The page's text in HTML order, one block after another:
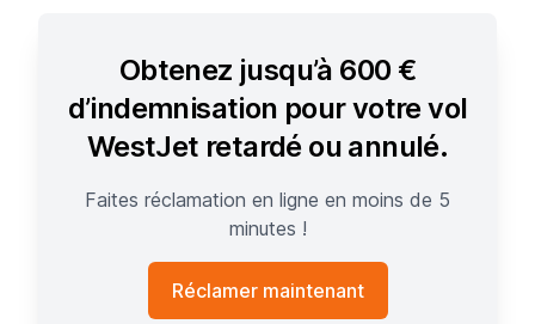
Obtenez jusqu’à 600 €
d’indemnisation pour votre vol
WestJet retardé ou annulé.
Faites réclamation en ligne en moins de 5
minutes !
Réclamer maintenant